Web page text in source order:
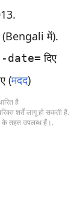
.
में).
date= दिए
(मदद)
है
शर्तें लागू हो सकती हैं.
के तहत उपलब्ध हैं।.